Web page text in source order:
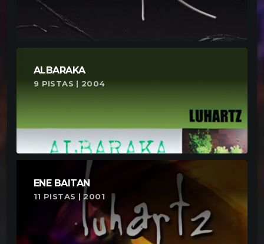
ALBARAKA
9 PISTAS | 2004
ENE BAITAN
11 PISTAS | 2001